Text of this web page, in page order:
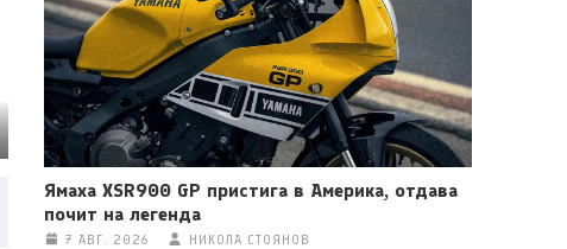
Ямаха XSR900 GP пристига в Америка, отдава
почит на легенда
7 АВГ. 2026 НИКОЛА СТОЯНОВ